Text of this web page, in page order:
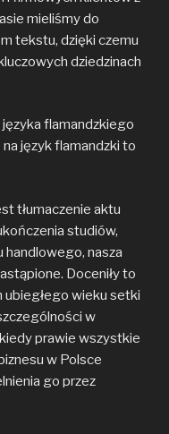
mieliśmy do
tekstu, dzięki czemu
dziedzinach
flamandzkiego
język flamandzki to
tłumaczenie aktu
studiów,
nasza
Doceniły to
ubiegłego wieku setki
w
prawie wszystkie
w Polsce
go przez